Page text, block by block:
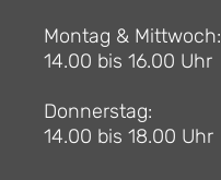
Montag & Mittwoch:
14.00 bis 16.00 Uhr
Donnerstag:
14.00 bis 18.00 Uhr